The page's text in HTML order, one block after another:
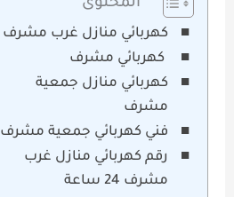
المحتوى
كهربائي منازل غرب مشرف
كهربائي مشرف
كهربائي منازل جمعية
مشرف
فني كهربائي جمعية مشرف
رقم كهربائي منازل غرب
مشرف 24 ساعة